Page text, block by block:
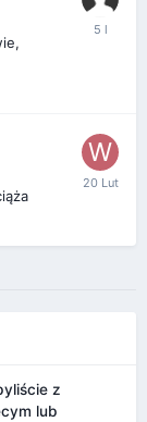
z
lub